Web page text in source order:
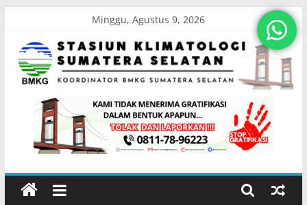
content
Minggu, Agustus 9, 2026
Stasiun
Klimatologi
Sumatera